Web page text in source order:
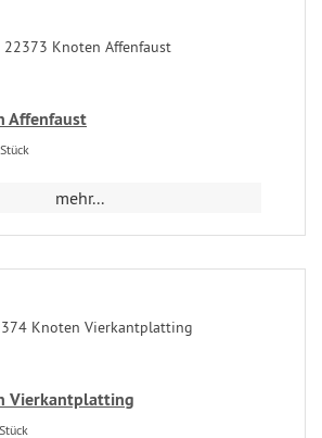
Affenfaust
mehr...
Vierkantplatting